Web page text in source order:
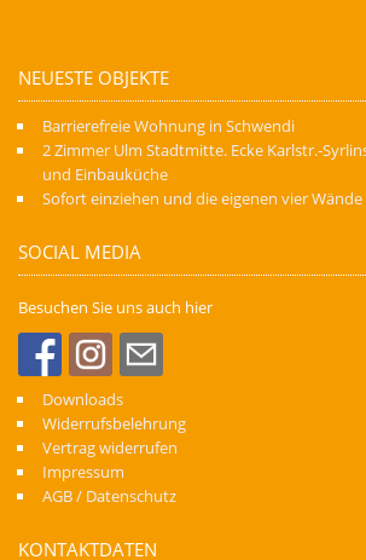
NEUESTE OBJEKTE
Barrierefreie Wohnung in Schwendi
2 Zimmer Ulm Stadtmitte. Ecke Karlstr.-
und Einbauküche
Sofort einziehen und die eigenen vier
SOCIAL MEDIA
Besuchen Sie uns auch hier
Downloads
Widerrufsbelehrung
Vertrag widerrufen
Impressum
AGB / Datenschutz
KONTAKTDATEN